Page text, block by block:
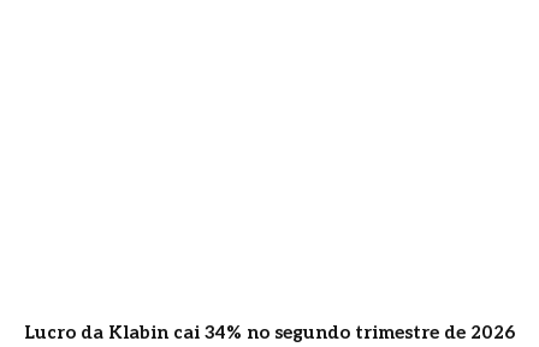
Lucro da Klabin cai 34% no segundo trimestre de 2026